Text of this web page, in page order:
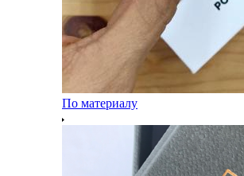
По материалу